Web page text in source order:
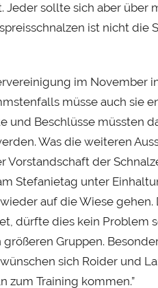
sollte sich aber über
ist nicht
im November
müsse auch sie
und Beschlüsse müssten
Was die weiteren
Vorstandschaft der
Stefanietag unter
auf die Wiese
dürfte dies kein Problem
Gruppen.
sich Roider und
zum Training kommen.”